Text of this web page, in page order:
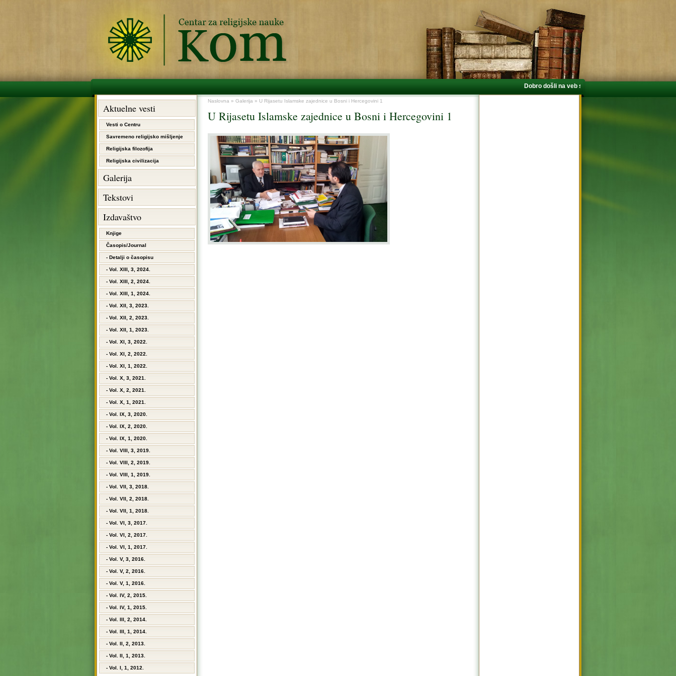
Dobro došli na veb stranicu Centra za religijske nauke
Aktuelne vesti
Vesti o Centru
Savremeno religijsko mišljenje
Religijska filozofija
Religijska civilizacija
Galerija
Tekstovi
Izdavaštvo
Knjige
Časopis/Journal
- Detalji o časopisu
- Vol. XIII, 3, 2024.
- Vol. XIII, 2, 2024.
- Vol. XIII, 1, 2024.
- Vol. XII, 3, 2023.
- Vol. XII, 2, 2023.
- Vol. XII, 1, 2023.
- Vol. XI, 3, 2022.
- Vol. XI, 2, 2022.
- Vol. XI, 1, 2022.
- Vol. X, 3, 2021.
- Vol. X, 2, 2021.
- Vol. X, 1, 2021.
- Vol. IX, 3, 2020.
- Vol. IX, 2, 2020.
- Vol. IX, 1, 2020.
- Vol. VIII, 3, 2019.
- Vol. VIII, 2, 2019.
- Vol. VIII, 1, 2019.
- Vol. VII, 3, 2018.
- Vol. VII, 2, 2018.
- Vol. VII, 1, 2018.
- Vol. VI, 3, 2017.
- Vol. VI, 2, 2017.
- Vol. VI, 1, 2017.
- Vol. V, 3, 2016.
- Vol. V, 2, 2016.
- Vol. V, 1, 2016.
- Vol. IV, 2, 2015.
- Vol. IV, 1, 2015.
- Vol. III, 2, 2014.
- Vol. III, 1, 2014.
- Vol. II, 2, 2013.
- Vol. II, 1, 2013.
- Vol. I, 1, 2012.
Naslovna » Galerija » U Rijasetu Islamske zajednice u Bosni i Hercegovini 1
U Rijasetu Islamske zajednice u Bosni i Hercegovini 1